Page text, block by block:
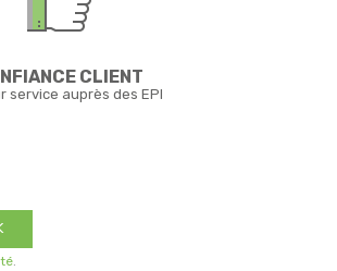
CLIENT
service auprès des EPI
.